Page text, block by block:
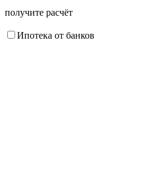
получите расчёт
Ипотека от банков